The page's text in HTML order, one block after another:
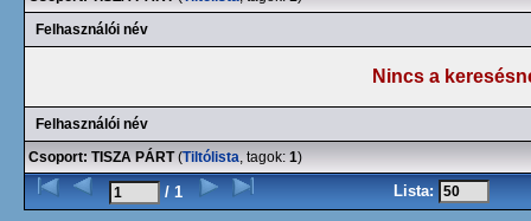
Felhasználói név
Nincs a
Felhasználói név
Csoport: TISZA PÁRT(Tiltólista, tagok: 1)
/ 1 Lista: